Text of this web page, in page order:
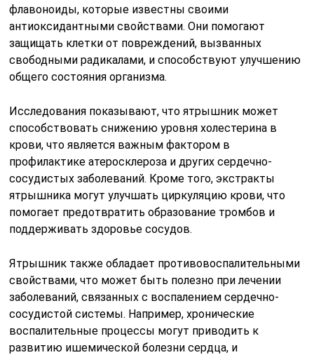
флавоноиды, которые известны своими
антиоксидантными свойствами. Они помогают
защищать клетки от повреждений, вызванных
свободными радикалами, и способствуют улучшению
общего состояния организма.
Исследования показывают, что ятрышник может
способствовать снижению уровня холестерина в
крови, что является важным фактором в
профилактике атеросклероза и других сердечно-
сосудистых заболеваний. Кроме того, экстракты
ятрышника могут улучшать циркуляцию крови, что
помогает предотвратить образование тромбов и
поддерживать здоровье сосудов.
Ятрышник также обладает противовоспалительными
свойствами, что может быть полезно при лечении
заболеваний, связанных с воспалением сердечно-
сосудистой системы. Например, хронические
воспалительные процессы могут приводить к
развитию ишемической болезни сердца, и